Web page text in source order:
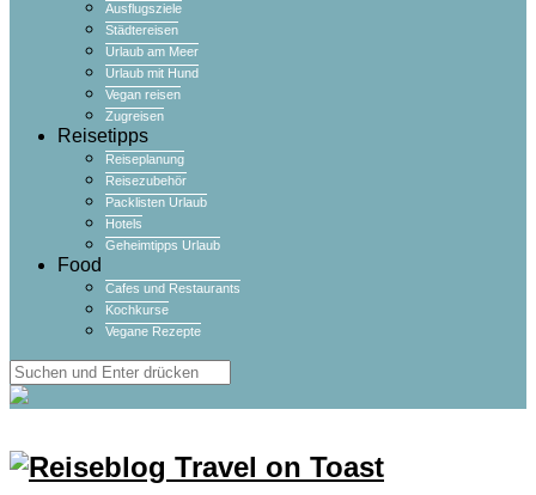
Ausflugsziele
Städtereisen
Urlaub am Meer
Urlaub mit Hund
Vegan reisen
Zugreisen
Reisetipps
Reiseplanung
Reisezubehör
Packlisten Urlaub
Hotels
Geheimtipps Urlaub
Food
Cafes und Restaurants
Kochkurse
Vegane Rezepte